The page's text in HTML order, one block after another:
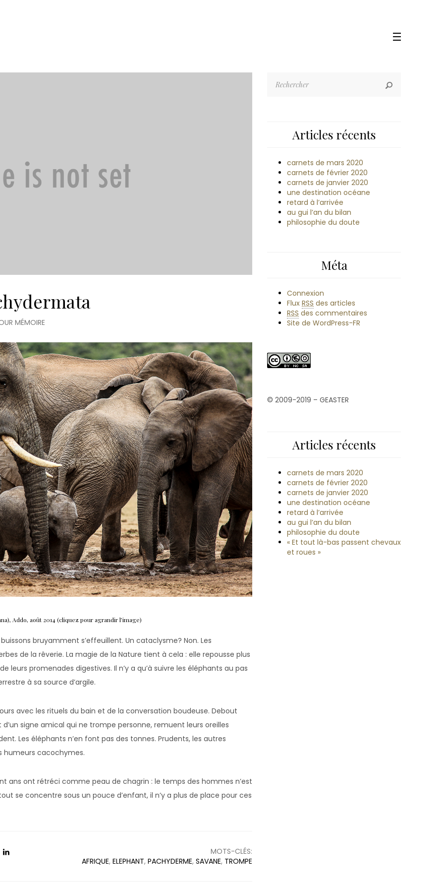
MÉMOIRE
Addo, août 2014 (cliquez pour agrandir l’image)
bruyamment s’effeuillent. Un cataclysme? Non. Les
de la rêverie. La magie de la Nature tient à cela : elle repousse plus
leurs promenades digestives. Il n’y a qu’à suivre les éléphants au pas
à sa source d’argile.
avec les rituels du bain et de la conversation boudeuse. Debout
signe amical qui ne trompe personne, remuent leurs oreilles
Les éléphants n’en font pas des tonnes. Prudents, les autres
humeurs cacochymes.
ans ont rétréci comme peau de chagrin : le temps des hommes n’est
se concentre sous un pouce d’enfant, il n’y a plus de place pour ces
MOTS-CLÉS:
AFRIQUE, ELEPHANT, PACHYDERME, SAVANE, TROMPE
Articles récents
carnets de mars 2020
carnets de février 2020
carnets de janvier 2020
une destination océane
retard à l’arrivée
au gui l’an du bilan
philosophie du doute
Méta
Connexion
Flux RSS des articles
RSS des commentaires
Site de WordPress-FR
© 2009-2019 – GEASTER
Articles récents
carnets de mars 2020
carnets de février 2020
carnets de janvier 2020
une destination océane
retard à l’arrivée
au gui l’an du bilan
philosophie du doute
« Et tout là-bas passent chevaux
et roues »